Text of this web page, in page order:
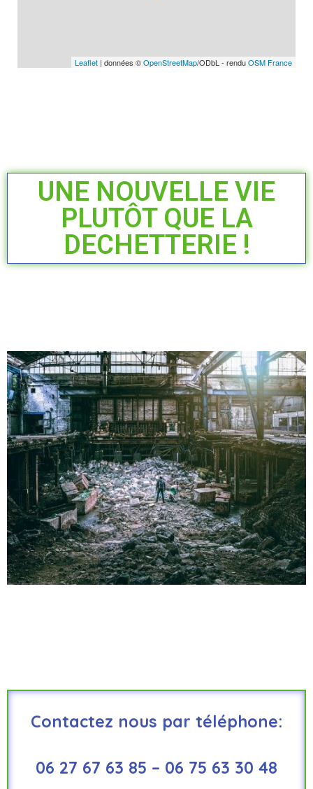
Leaflet | données ©OpenStreetMap/ODbL - renduOSM France
UNE NOUVELLE VIE
PLUTÔT QUE LA
DECHETTERIE !
Contactez nous par téléphone:
06 27 67 63 85 – 06 75 63 30 48